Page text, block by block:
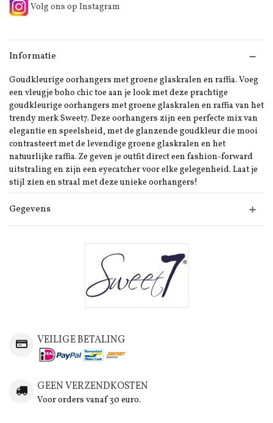
Volg ons op Instagram
Informatie
Goudkleurige oorhangers met groene glaskralen en raffia. Voeg
een vleugje boho chic toe aan je look met deze prachtige
goudkleurige oorhangers met groene glaskralen en raffia van het
trendy merk Sweet7. Deze oorhangers zijn een perfecte mix van
elegantie en speelsheid, met de glanzende goudkleur die mooi
contrasteert met de levendige groene glaskralen en het
natuurlijke raffia. Ze geven je outfit direct een fashion-forward
uitstraling en zijn een eyecatcher voor elke gelegenheid. Laat je
stijl zien en straal met deze unieke oorhangers!
Gegevens
VEILIGE BETALING
GEEN VERZENDKOSTEN
Voor orders vanaf 30 euro.